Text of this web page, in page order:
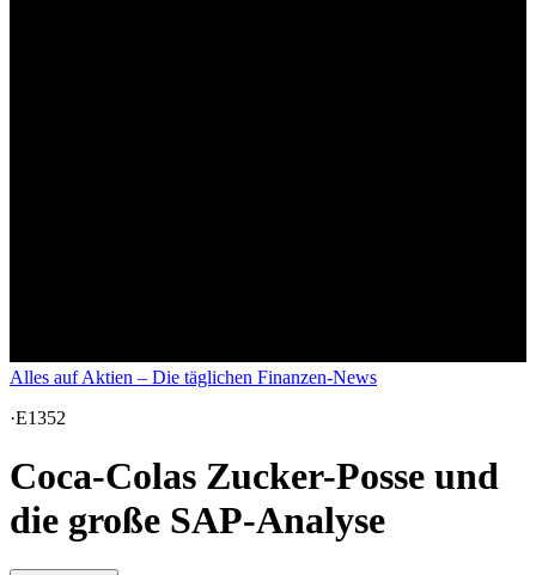
Alles auf Aktien – Die täglichen Finanzen-News
·E1352
Coca-Colas Zucker-Posse und
die große SAP-Analyse